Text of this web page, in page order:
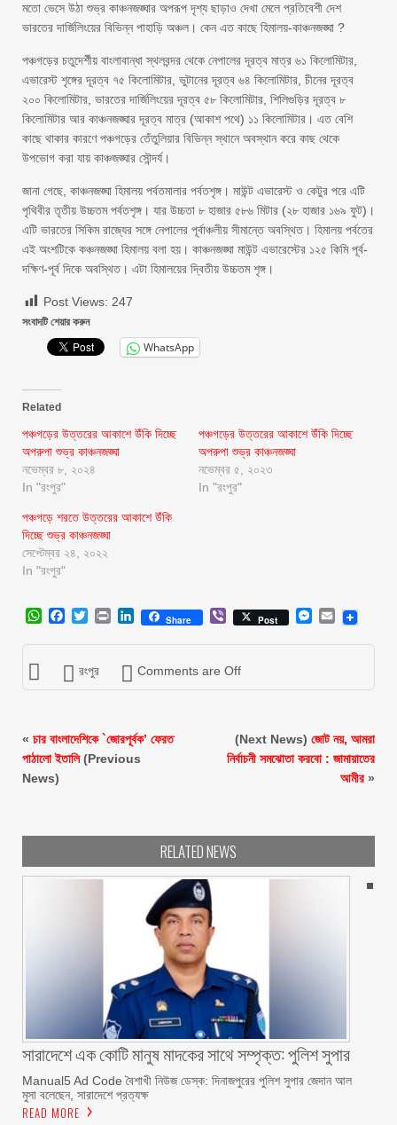
মতো ভেসে উঠা শুভ্র কাঞ্চনজঙ্ঘার অপরূপ দৃশ্য ছাড়াও দেখা মেলে প্রতিবেশী দেশ
ভারতের দার্জিলিংয়ের বিভিন্ন পাহাড়ি অঞ্চল। কেন এত কাছে হিমালয়-কাঞ্চনজঙ্ঘা ?
পঞ্চগড়ের চতুদের্শীয় বাংলাবান্ধা স্থলবন্দর থেকে নেপালের দূরত্ব মাত্র ৬১ কিলোমিটার,
এভারেস্ট শৃঙ্গের দূরত্ব ৭৫ কিলোমিটার, ভুটানের দূরত্ব ৬৪ কিলোমিটার, চীনের দূরত্ব
২০০ কিলোমিটার, ভারতের দার্জিলিংয়ের দূরত্ব ৫৮ কিলোমিটার, শিলিগুড়ির দূরত্ব ৮
কিলোমিটার আর কাঞ্চনজঙ্ঘার দূরত্ব মাত্র (আকাশ পথে) ১১ কিলোমিটার। এত বেশি
কাছে থাকার কারণে পঞ্চগড়ের তেঁতুলিয়ার বিভিন্ন স্থানে অবস্থান করে কাছ থেকে
উপভোগ করা যায় কাঞ্চজঙ্ঘার সৌন্দর্য।
জানা গেছে, কাঞ্চনজঙ্ঘা হিমালয় পর্বতমালার পর্বতশৃঙ্গ। মাউন্ট এভারেস্ট ও কেটুর পরে এটি
পৃথিবীর তৃতীয় উচ্চতম পর্বতশৃঙ্গ। যার উচ্চতা ৮ হাজার ৫৮৬ মিটার (২৮ হাজার ১৬৯ ফুট)।
এটি ভারতের সিকিম রাজ্যের সঙ্গে নেপালের পূর্বাঞ্চলীয় সীমান্তে অবস্থিত। হিমালয় পর্বতের
এই অংশটিকে কঞ্চনজঙ্ঘা হিমালয় বলা হয়। কাঞ্চনজঙ্ঘা মাউন্ট এভারেস্টের ১২৫ কিমি পূর্ব-
দক্ষিণ-পূর্ব দিকে অবস্থিত। এটা হিমালয়ের দ্বিতীয় উচ্চতম শৃঙ্গ।
Post Views: 247
সংবাদটি শেয়ার করুন
WhatsApp
Related
পঞ্চগড়ের উত্তরের আকাশে উঁকি দিচ্ছে
অপরুপা শুভ্র কাঞ্চনজঙ্ঘা
নভেম্বর ৮, ২০২৪
In "রংপুর"
পঞ্চগড়ের উত্তরের আকাশে উঁকি দিচ্ছে
অপরুপা শুভ্র কাঞ্চনজঙ্ঘা
নভেম্বর ৫, ২০২৩
In "রংপুর"
পঞ্চগড়ে শরতে উত্তরের আকাশে উঁকি
দিচ্ছে শুভ্র কাঞ্চনজঙ্ঘা
সেপ্টেম্বর ২৪, ২০২২
In "রংপুর"
WhatsApp
Facebook
Twitter
Print LinkedIn
Share ViberPost Messenger
Email
রংপুর Comments are Off
« চার বাংলাদেশিকে `জোরপূর্বক’ ফেরত
পাঠালো ইতালি(Previous
News)
(Next News) জোট নয়, আমরা
নির্বাচনী সমঝোতা করবো : জামায়াতের
আমীর»
RELATED NEWS
সারাদেশে এক কোটি মানুষ মাদকের সাথে সম্পৃক্ত: পুলিশ সুপার
Manual5 Ad Code বৈশাখী নিউজ ডেস্ক: দিনাজপুরের পুলিশ সুপার জেদান আল
মুসা বলেছেন, সারাদেশে প্রত্যক্ষ
READ MORE